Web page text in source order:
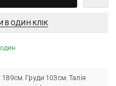
В ОДИН КЛІК
Груди 103см. Талія